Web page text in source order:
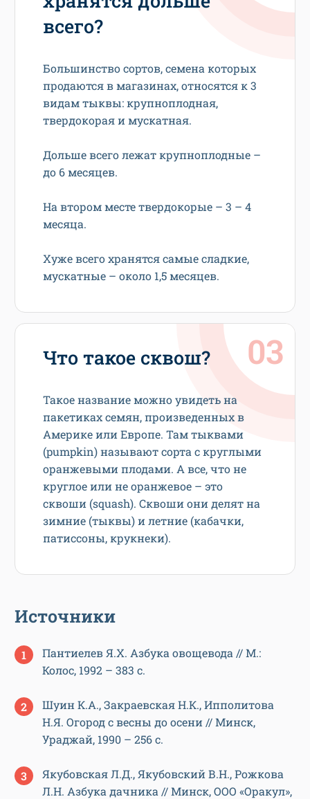
всего?
Большинство сортов, семена которых
продаются в магазинах, относятся к 3
видам тыквы: крупноплодная,
твердокорая и мускатная.
Дольше всего лежат крупноплодные –
до 6 месяцев.
На втором месте твердокорые – 3 – 4
месяца.
Хуже всего хранятся самые сладкие,
мускатные – около 1,5 месяцев.
Что такое сквош?
Такое название можно увидеть на
пакетиках семян, произведенных в
Америке или Европе. Там тыквами
(pumpkin) называют сорта с круглыми
оранжевыми плодами. А все, что не
круглое или не оранжевое – это
сквоши (squash). Сквоши они делят на
зимние (тыквы) и летние (кабачки,
патиссоны, крукнеки).
Источники
Пантиелев Я.Х. Азбука овощевода // М.:
Колос, 1992 – 383 с.
Шуин К.А., Закраевская Н.К., Ипполитова
Н.Я. Огород с весны до осени // Минск,
Ураджай, 1990 – 256 с.
Якубовская Л.Д., Якубовский В.Н., Рожкова
Л.Н. Азбука дачника // Минск, ООО «Оракул»,